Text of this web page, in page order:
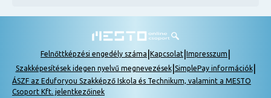
Felnőttképzési engedély száma Kapcsolat Impresszum
Szakképesítések idegen nyelvű megnevezések| SimplePay információk|
ÁSZF az Eduforyou Szakképző Iskola és Technikum, valamint a MESTO
Csoport Kft. jelentkezőinek